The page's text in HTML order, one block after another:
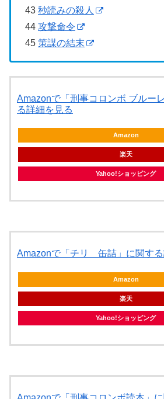
43 秒読みの殺人
44 攻撃命令
45 策謀の結末
Amazonで「刑事コロンボ ブルー
る詳細を見る
Amazon
楽天
Yahoo!ショッピング
Amazonで「チリ 缶詰」に関する
Amazon
楽天
Yahoo!ショッピング